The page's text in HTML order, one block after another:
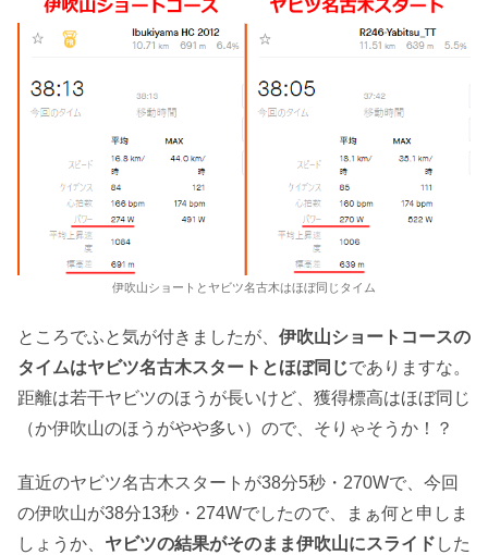
伊吹山ショートとヤビツ名古木はほぼ同じタイム
ところでふと気が付きましたが、 伊吹山ショートコースの
タイムはヤビツ名古木スタートとほぼ同じでありますな。
距離は若干ヤビツのほうが長いけど、獲得標高はほぼ同じ
（か伊吹山のほうがやや多い）ので、そりゃそうか！？
直近のヤビツ名古木スタートが38分5秒・270Wで、今回
の伊吹山が38分13秒・274Wでしたので、まぁ何と申しま
しょうか、 ヤビツの結果がそのまま伊吹山にスライド した